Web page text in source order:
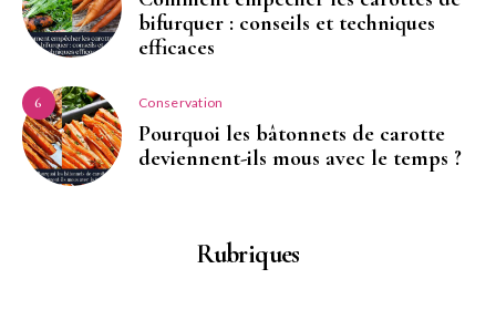
bifurquer : conseils et techniques
efficaces
6 Conservation
Pourquoi les bâtonnets de carotte
deviennent-ils mous avec le temps ?
Rubriques